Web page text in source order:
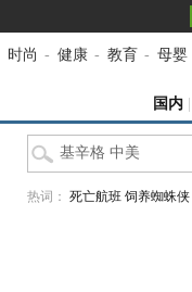
时尚 - 健康 - 教育 - 母婴
国内
热词： 死亡航班 饲养蜘蛛侠